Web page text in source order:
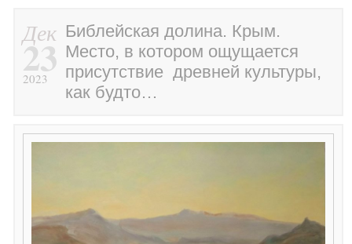
Дек
23
2023
Библейская долина. Крым.
Место, в котором ощущается
присутствие древней культуры,
как будто…